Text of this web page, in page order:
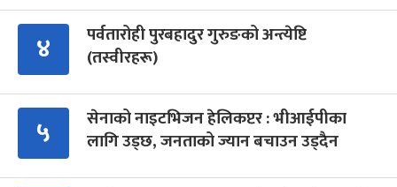
४
पर्वतारोही पुरबहादुर गुरुङको अन्त्येष्टि
(तस्वीरहरू)
५
सेनाको नाइटभिजन हेलिकप्टर : भीआईपीका
लागि उड्छ, जनताको ज्यान बचाउन उड्दैन